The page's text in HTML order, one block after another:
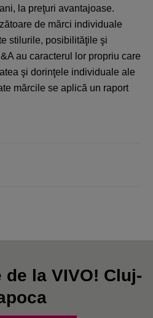
la preţuri avantajoase.
de mărci individuale
stilurile, posibilităţile şi
au caracterul lor propriu care
şi dorinţele individuale ale
mărcile se aplică un raport
de la VIVO! Cluj-